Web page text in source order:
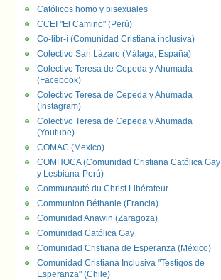
Católicos homo y bisexuales
CCEI "El Camino" (Perú)
Co-libr-í (Comunidad Cristiana inclusiva)
Colectivo San Lázaro (Málaga, España)
Colectivo Teresa de Cepeda y Ahumada
(Facebook)
Colectivo Teresa de Cepeda y Ahumada
(Instagram)
Colectivo Teresa de Cepeda y Ahumada
(Youtube)
COMAC (Mexico)
COMHOCA (Comunidad Cristiana Católica Gay
y Lesbiana-Perú)
Communauté du Christ Libérateur
Communion Béthanie (Francia)
Comunidad Anawin (Zaragoza)
Comunidad Católica Gay
Comunidad Cristiana de Esperanza (México)
Comunidad Cristiana Inclusiva "Testigos de
Esperanza" (Chile)